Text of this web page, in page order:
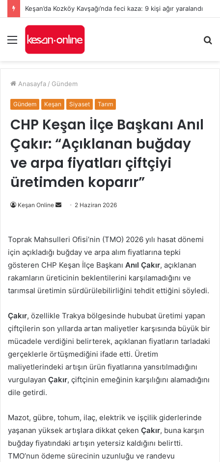
Keşan’da Kozköy Kavşağı’nda feci kaza: 9 kişi ağır yaralandı
Menü
...
Anasayfa / Gündem
Gündem Keşan Siyaset Tarım
CHP Keşan İlçe Başkanı Anıl
Çakır: “Açıklanan buğday
ve arpa fiyatları çiftçiyi
üretimden koparır”
Keşan Online
Bir
göndermek
2 Haziran 2026
Toprak Mahsulleri Ofisi’nin (TMO) 2026 yılı hasat dönemi
için açıkladığı buğday ve arpa alım fiyatlarına tepki
gösteren CHP Keşan İlçe Başkanı Anıl Çakır, açıklanan
rakamların üreticinin beklentilerini karşılamadığını ve
tarımsal üretimin sürdürülebilirliğini tehdit ettiğini söyledi.
Çakır, özellikle Trakya bölgesinde hububat üretimi yapan
çiftçilerin son yıllarda artan maliyetler karşısında büyük bir
mücadele verdiğini belirterek, açıklanan fiyatların tarladaki
gerçeklerle örtüşmediğini ifade etti. Üretim
maliyetlerindeki artışın ürün fiyatlarına yansıtılmadığını
vurgulayan Çakır, çiftçinin emeğinin karşılığını alamadığını
dile getirdi.
Mazot, gübre, tohum, ilaç, elektrik ve işçilik giderlerinde
yaşanan yüksek artışlara dikkat çeken Çakır, buna karşın
buğday fiyatındaki artışın yetersiz kaldığını belirtti.
TMO’nun ödeme sürecinin uzunluğu ve randevu